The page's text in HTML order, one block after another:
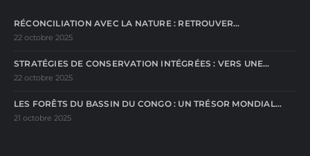
RÉCONCILIATION AVEC LA NATURE : RETROUVER…
22 octobre 2025
STRATÉGIES DE CONSERVATION INTÉGRÉES : VERS UNE…
22 octobre 2025
LES FORÊTS DU BASSIN DU CONGO : UN TRÉSOR MONDIAL…
21 octobre 2025